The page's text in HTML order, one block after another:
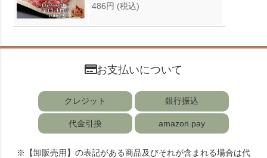
486円 (税込)
お支払いについて
クレジット 銀行振込
代金引換 amazon pay
※【卸販売用】の表記がある商品及びそれが含まれる場合は代